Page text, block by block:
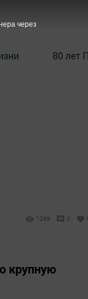
80 лет
1269 0
крупную
через